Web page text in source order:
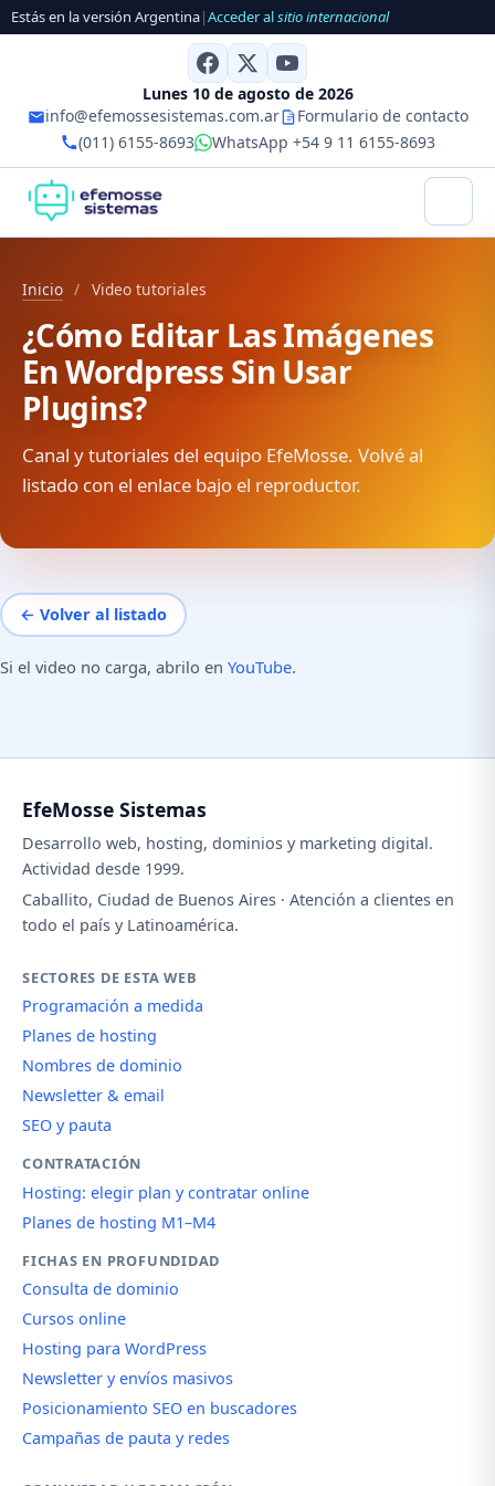
Estás en la versión Argentina|Acceder alsitio internacional
Lunes 10 de agosto de 2026
info@efemossesistemas.com.ar
Formulario de contacto
(011) 6155-8693
WhatsApp +54 9 11 6155-8693
Inicio / Video tutoriales
¿Cómo Editar Las Imágenes
En Wordpress Sin Usar
Plugins?
Canal y tutoriales del equipo EfeMosse. Volvé al
listado con el enlace bajo el reproductor.
← Volver al listado
Si el video no carga, abrilo en YouTube.
EfeMosse Sistemas
Desarrollo web, hosting, dominios y marketing digital.
Actividad desde 1999.
Caballito, Ciudad de Buenos Aires · Atención a clientes en
todo el país y Latinoamérica.
SECTORES DE ESTA WEB
Programación a medida
Planes de hosting
Nombres de dominio
Newsletter & email
SEO y pauta
CONTRATACIÓN
Hosting: elegir plan y contratar online
Planes de hosting M1–M4
FICHAS EN PROFUNDIDAD
Consulta de dominio
Cursos online
Hosting para WordPress
Newsletter y envíos masivos
Posicionamiento SEO en buscadores
Campañas de pauta y redes